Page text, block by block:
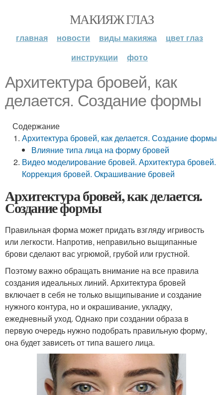
МАКИЯЖ ГЛАЗ
главная новости виды макияжа
цвет глаз
инструкции
фото
Архитектура бровей, как
делается. Создание формы
Содержание
Архитектура бровей, как делается. Создание формы
Влияние типа лица на форму бровей
Видео моделирование бровей. Архитектура бровей.
Коррекция бровей. Окрашивание бровей
Архитектура бровей, как делается.
Создание формы
Правильная форма может придать взгляду игривость
или легкости. Напротив, неправильно выщипанные
брови сделают вас угрюмой, грубой или грустной.
Поэтому важно обращать внимание на все правила
создания идеальных линий. Архитектура бровей
включает в себя не только выщипывание и создание
нужного контура, но и окрашивание, укладку,
ежедневный уход. Однако при создании образа в
первую очередь нужно подобрать правильную форму,
она будет зависеть от типа вашего лица.